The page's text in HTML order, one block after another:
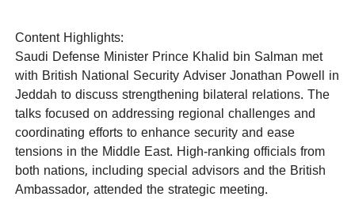
Content Highlights:
Saudi Defense Minister Prince Khalid bin Salman met
with British National Security Adviser Jonathan Powell in
Jeddah to discuss strengthening bilateral relations. The
talks focused on addressing regional challenges and
coordinating efforts to enhance security and ease
tensions in the Middle East. High-ranking officials from
both nations, including special advisors and the British
Ambassador, attended the strategic meeting.